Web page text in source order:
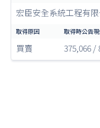
宏臣安全系統工程有
買賣 375,066 /